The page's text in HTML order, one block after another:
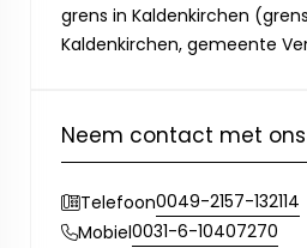
grens in Kaldenkirchen
Kaldenkirchen, gemeente
Neem contact met
Telefoon0049-2157-132114
Mobiel0031-6-10407270